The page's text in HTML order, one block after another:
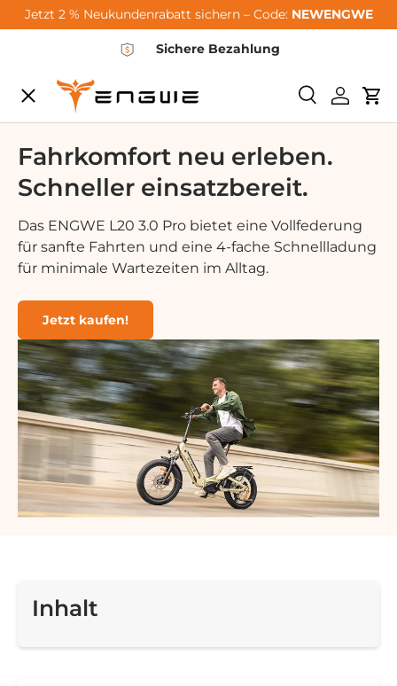
Gå til indhold
Jetzt 2 % Neukundenrabatt sichern – Code: NEWENGWE
Sichere Bezahlung
SøgeLog ind
Menu
City-Sale
E-Bikes
Zubehör
Community
Support
Fahrkomfort neu erleben.
Schneller einsatzbereit.
Das ENGWE L20 3.0 Pro bietet eine Vollfederung
für sanfte Fahrten und eine 4-fache Schnellladung
für minimale Wartezeiten im Alltag.
Jetzt kaufen!
Inhalt